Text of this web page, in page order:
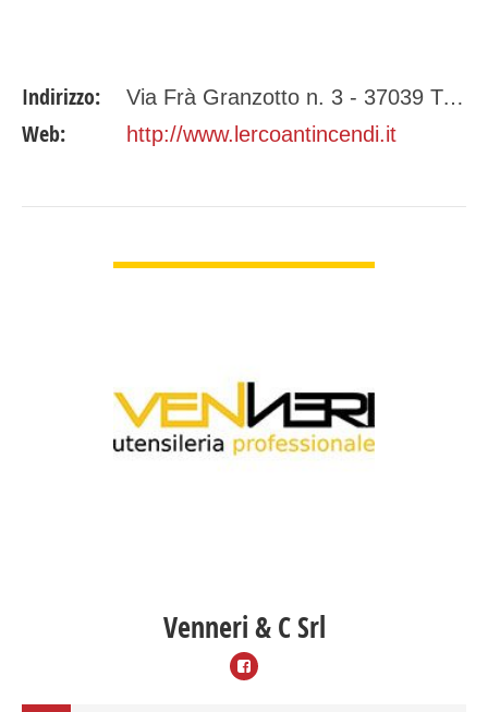
Indirizzo: Via Frà Granzotto n. 3 - 37039 Tregnago VR
Web: http://www.lercoantincendi.it
Venneri & C Srl